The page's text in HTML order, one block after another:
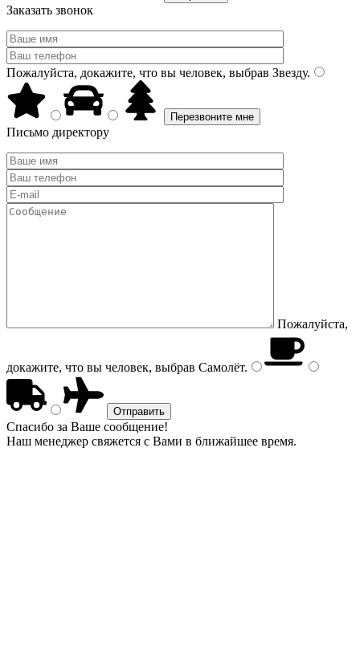
Заказать звонок
Пожалуйста, докажите, что вы человек, выбрав Звезду.
Письмо директору
Пожалуйста,
докажите, что вы человек, выбрав Самолёт.
Спасибо за Ваше сообщение!
Наш менеджер свяжется с Вами в ближайшее время.